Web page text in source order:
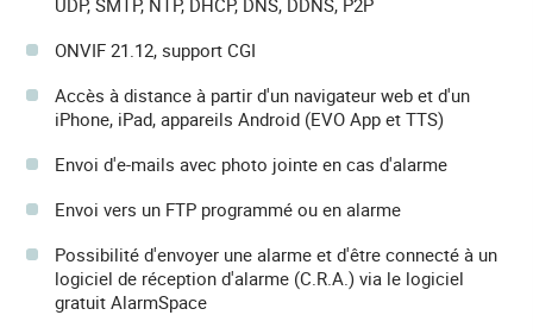
UDP, SMTP, NTP, DHCP, DNS, DDNS, P2P
ONVIF 21.12, support CGI
Accès à distance à partir d'un navigateur web et d'un
iPhone, iPad, appareils Android (EVO App et TTS)
Envoi d'e-mails avec photo jointe en cas d'alarme
Envoi vers un FTP programmé ou en alarme
Possibilité d'envoyer une alarme et d'être connecté à un
logiciel de réception d'alarme (C.R.A.) via le logiciel
gratuit AlarmSpace